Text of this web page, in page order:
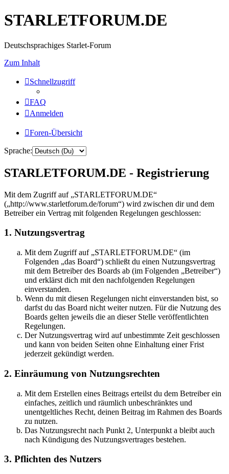
STARLETFORUM.DE
Deutschsprachiges Starlet-Forum
Zum Inhalt
Schnellzugriff
FAQ
Anmelden
Foren-Übersicht
Sprache:
STARLETFORUM.DE - Registrierung
Mit dem Zugriff auf „STARLETFORUM.DE“
(„http://www.starletforum.de/forum“) wird zwischen dir und dem
Betreiber ein Vertrag mit folgenden Regelungen geschlossen:
1. Nutzungsvertrag
Mit dem Zugriff auf „STARLETFORUM.DE“ (im
Folgenden „das Board“) schließt du einen Nutzungsvertrag
mit dem Betreiber des Boards ab (im Folgenden „Betreiber“)
und erklärst dich mit den nachfolgenden Regelungen
einverstanden.
Wenn du mit diesen Regelungen nicht einverstanden bist, so
darfst du das Board nicht weiter nutzen. Für die Nutzung des
Boards gelten jeweils die an dieser Stelle veröffentlichten
Regelungen.
Der Nutzungsvertrag wird auf unbestimmte Zeit geschlossen
und kann von beiden Seiten ohne Einhaltung einer Frist
jederzeit gekündigt werden.
2. Einräumung von Nutzungsrechten
Mit dem Erstellen eines Beitrags erteilst du dem Betreiber ein
einfaches, zeitlich und räumlich unbeschränktes und
unentgeltliches Recht, deinen Beitrag im Rahmen des Boards
zu nutzen.
Das Nutzungsrecht nach Punkt 2, Unterpunkt a bleibt auch
nach Kündigung des Nutzungsvertrages bestehen.
3. Pflichten des Nutzers